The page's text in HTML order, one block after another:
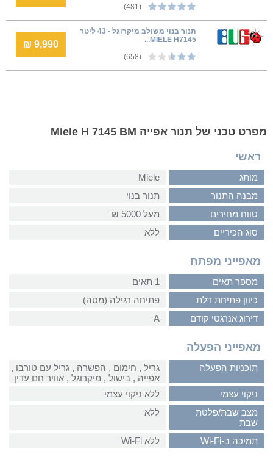
(481)
תנור בנוי משולב מיקרוגל - 43 ליטר
MIELE H7145...
(658)
9,990 ₪
מפרט טכני של תנור אפייה Miele H 7145 BM
ראשי
מותג
Miele
מבנה התנור
תנור בנוי
טווח מחירים
מעל 5000 ₪
סוג הכיריים
ללא
מאפייני מפתח
מספר תאים
1 תאים
כיוון פתיחת דלת
פתיחה רגילה (מטה)
דירוג אנרגטי קודם
A
מאפייני הפעלה
תוכניות הפעלה
גריל‏ , ‏חימום‏ , ‏הפשרה‏ , ‏גריל עם טורבו‏ ,
‏אפייה‏ , ‏בישול‏ , ‏מיקרוגל‏ , ‏אוויר חם עדין
ניקוי עצמי
ללא ניקוי עצמי
מצב שבת/פלטת
שבת
ללא
תמיכה ב-Wi-Fi ללא Wi-Fi